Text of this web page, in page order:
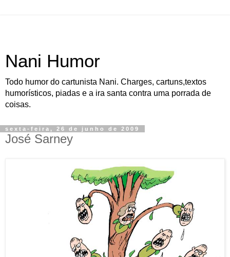
Nani Humor
Todo humor do cartunista Nani. Charges, cartuns,textos
humorísticos, piadas e a ira santa contra uma porrada de
coisas.
sexta-feira, 26 de junho de 2009
José Sarney